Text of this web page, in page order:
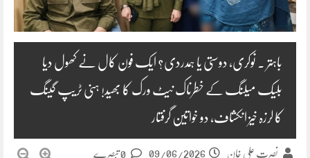
باہتر ۔ نوکری، دوستی یا ہمدردی؟ ایک فون کال نے کھول دیا
بلیک میلنگ کے خطرناک نیٹ ورک کا بھید! ہنی ٹریپ گینگ
کا لرزہ خیز انکشاف، دو خواتین گرفتار
نصرت علی خان 09/06/2026